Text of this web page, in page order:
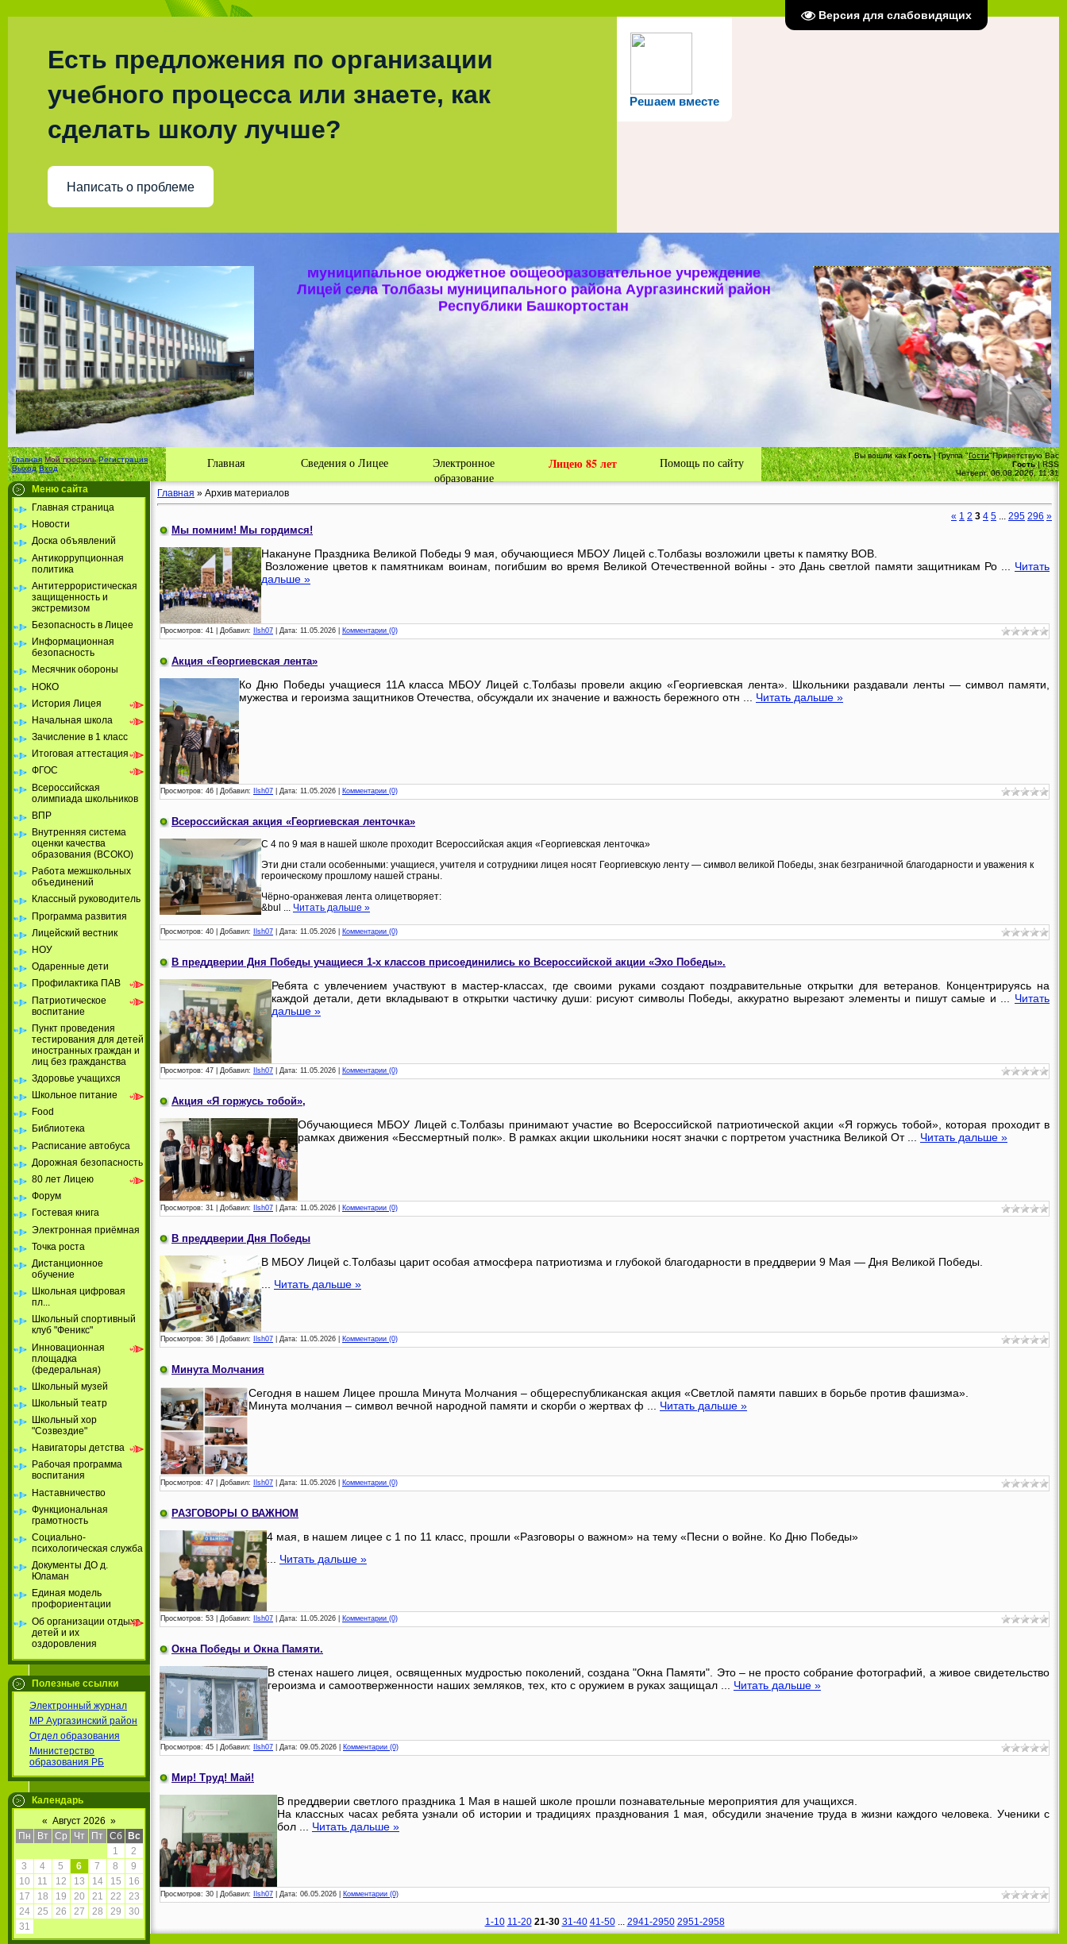
Версия для слабовидящих
Решаем вместе
Есть предложения по организации
учебного процесса или знаете, как
сделать школу лучше?
Написать о проблеме
Муниципальное бюджетное общеобразовательное учреждение
Лицей села Толбазы муниципального района Аургазинский район
Главная Мой профиль Регистрация
Выход Вход Главная Сведения о Лицее
Электронное
образование
Лицею 85 лет Помощь по сайту Вы вошли как Гость|Группа"Гости"Приветствую Вас
Гость |RSS
Четверг, 06.08.2026, 11:31
Меню сайта
Главная страница
Новости
Доска объявлений
Антикоррупционная
политика
Антитеррористическая
защищенность и
экстремизом
Безопасность в Лицее
Информационная
безопасность
Месячник обороны
НОКО
История Лицея
Начальная школа
Зачисление в 1 класс
Итоговая аттестация
ФГОС
Всероссийская
олимпиада школьников
ВПР
Внутренняя система
оценки качества
образования (ВСОКО)
Работа межшкольных
объединений
Классный руководитель
Программа развития
Лицейский вестник
НОУ
Одаренные дети
Профилактика ПАВ
Патриотическое
воспитание
Пункт проведения
тестирования для детей
иностранных граждан и
лиц без гражданства
Здоровье учащихся
Школьное питание
Food
Библиотека
Расписание автобуса
Дорожная безопасность
80 лет Лицею
Форум
Гостевая книга
Электронная приёмная
Точка роста
Дистанционное
обучение
Школьная цифровая
пл...
Школьный спортивный
клуб "Феникс"
Инновационная
площадка
(федеральная)
Школьный музей
Школьный театр
Школьный хор
"Созвездие"
Навигаторы детства
Рабочая программа
воспитания
Наставничество
Функциональная
грамотность
Социально-
психологическая служба
Документы ДО д.
Юламан
Единая модель
профориентации
Об организации отдыха
детей и их
оздоровления
Полезные ссылки
Электронный журнал
МР Аургазинский район
Отдел образования
Министерство
образования РБ
Календарь
« Август 2026 »
Пн
Вт Ср Чт Пт Сб
Вс
1
2
3
4 5 6 7 8
9
10
11 12 13 14 15
16
17
18 19 20 21 22
23
24
25 26 27 28 29
30
31
Главная » Архив материалов
« 1 2 3 4 5 ... 295 296 »
Мы помним! Мы гордимся!
Накануне Праздника Великой Победы 9 мая, обучающиеся МБОУ Лицей с.Толбазы возложили цветы к памятку ВОВ.
Возложение цветов к памятникам воинам, погибшим во время Великой Отечественной войны - это Дань светлой памяти защитникам Ро
Читать
дальше »
Просмотров: 41 Добавил: Ilsh07 Дата: 11.05.2026 Комментарии (0)
Акция «Георгиевская лента»
Ко Дню Победы учащиеся 11А класса МБОУ Лицей с.Толбазы провели акцию «Георгиевская лента». Школьники раздавали ленты — символ памяти,
мужества и героизма защитников Отечества, обсуждали их значение и важность бережного отн
Читать дальше »
Просмотров: 46 Добавил: Ilsh07 Дата: 11.05.2026 Комментарии (0)
Всероссийская акция «Георгиевская ленточка»
С 4 по 9 мая в нашей школе проходит Всероссийская акция «Георгиевская ленточка»
Эти дни стали особенными: учащиеся, учителя и сотрудники лицея носят Георгиевскую ленту — символ великой Победы, знак безграничной благодарности и уважения к
героическому прошлому нашей страны.
Чёрно-оранжевая лента олицетворяет:
&bul ... Читать дальше »
Просмотров: 40 Добавил: Ilsh07 Дата: 11.05.2026 Комментарии (0)
В преддверии Дня Победы учащиеся 1-х классов присоединились ко Всероссийской акции «Эхо Победы».
Ребята с увлечением участвуют в мастер‑классах, где своими руками создают поздравительные открытки для ветеранов. Концентрируясь на
каждой детали, дети вкладывают в открытки частичку души: рисуют символы Победы, аккуратно вырезают элементы и пишут самые и
Читать
дальше »
Просмотров: 47 Добавил: Ilsh07 Дата: 11.05.2026 Комментарии (0)
Акция «Я горжусь тобой»,
Обучающиеся МБОУ Лицей с.Толбазы принимают участие во Всероссийской патриотической акции «Я горжусь тобой», которая проходит в
рамках движения «Бессмертный полк». В рамках акции школьники носят значки с портретом участника Великой От
Читать дальше »
Просмотров: 31 Добавил: Ilsh07 Дата: 11.05.2026 Комментарии (0)
В преддверии Дня Победы
В МБОУ Лицей с.Толбазы царит особая атмосфера патриотизма и глубокой благодарности в преддверии 9 Мая — Дня Великой Победы.
Читать дальше »
Просмотров: 36 Добавил: Ilsh07 Дата: 11.05.2026 Комментарии (0)
Минута Молчания
Сегодня в нашем Лицее прошла Минута Молчания – общереспубликанская акция «Светлой памяти павших в борьбе против фашизма».
Минута молчания – символ вечной народной памяти и скорби о жертвах ф
Читать дальше »
Просмотров: 47 Добавил: Ilsh07 Дата: 11.05.2026 Комментарии (0)
РАЗГОВОРЫ О ВАЖНОМ
4 мая, в нашем лицее с 1 по 11 класс, прошли «Разговоры о важном» на тему «Песни о войне. Ко Дню Победы»
... Читать дальше »
Просмотров: 53 Добавил: Ilsh07 Дата: 11.05.2026 Комментарии (0)
Окна Победы и Окна Памяти.
В стенах нашего лицея, освященных мудростью поколений, создана "Окна Памяти". Это – не просто собрание фотографий, а живое свидетельство
героизма и самоотверженности наших земляков, тех, кто с оружием в руках защищал
Читать дальше »
Просмотров: 45 Добавил: Ilsh07 Дата: 09.05.2026 Комментарии (0)
Мир! Труд! Май!
В преддверии светлого праздника 1 Мая в нашей школе прошли познавательные мероприятия для учащихся.
На классных часах ребята узнали об истории и традициях празднования 1 мая, обсудили значение труда в жизни каждого человека. Ученики с
бол
Читать дальше »
Просмотров: 30 Добавил: Ilsh07 Дата: 06.05.2026 Комментарии (0)
1-10 11-20 21-30 31-40 41-50 ... 2941-2950 2951-2958